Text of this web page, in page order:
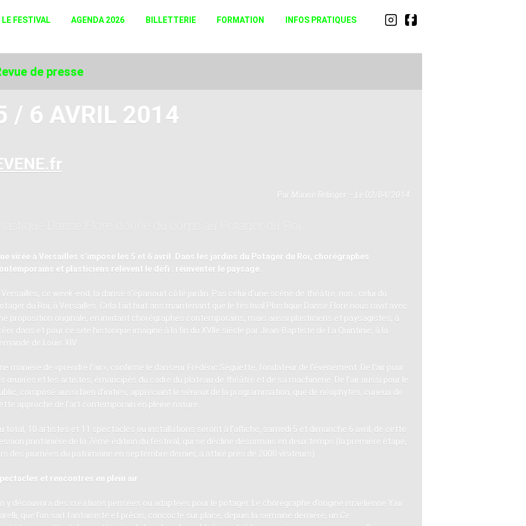
LE FESTIVAL AGENDA 2026 BILLETTERIE FORMATION INFOS PRATIQUES
de presse
/ 6 AVRIL 2014
Par Marine Relinger – Le 02/04/2014
Danse Flore donne du corps au Potager du Roi
virée à Versailles s’impose les 5 et 6 avril. Dans les jardins du Potager du Roi, chorégraphes
et plasticiens relèvent le défi : réinventer le paysage.
Versailles, ce week-end, la danse s’épanouit côté jardin. Pas celui d’une scène de théâtre, non ; celui du
du Roi, à Versailles. Cela fait huit ans maintenant que le festival Plastique Danse Flore nous ravit avec
proposition originale, en invitant chorégraphes contemporains, mais aussi plasticiens et paysagistes, à
dans et pour ce site historique imaginé à la fin du XVIIe siècle par Jean-Baptiste de La Quintinie, à la
de Louis XIV.
manière de «prendre l’air», confirme le danseur Frédéric Seguette, fondateur de l’événement. De l’air pour
œuvres et les artistes, émancipés du cadre du plateau de théâtre et de sa machinerie. De l’air aussi pour le
composé aussi bien d’initiés, appréciant le sérieux de la programmation, que de néophytes, curieux de
approche de l’art contemporain en pleine nature.
total, 10 artistes et 11 spectacles ou installations seront à l’affiche, samedi 5 et dimanche 6 avril, de cette
printanière de la 7ème édition du festival, qui se décline désormais en deux temps (la première étape,
des journées du patrimoine en septembre dernier, a attiré près de 2000 visiteurs).
et rencontres en plein air
y découvrira des créations pensées ou adaptées pour le potager. Le chorégraphe d’origine israëlienne Yaïr
que l’on sait fantaisiste et précis, concocte sur place, depuis la semaine dernière, un Ce